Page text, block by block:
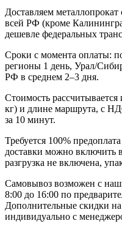
Доставляем
всей РФ (кроме
дешевле федеральных
Сроки с момента оплаты:
регионы 1 день, Урал/
РФ в среднем 2–3 дня.
Стоимость
кг) и длине маршрута, с
за 10 минут.
Требуется 100%
доставки можно включить
разгрузка не включена,
Самовывоз возможен с
8:00 до 16:00 по
Дополнительные скидки
индивидуально с